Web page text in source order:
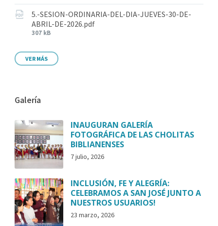
5.-SESION-ORDINARIA-DEL-DIA-JUEVES-30-DE-
ABRIL-DE-2026.pdf
307 kB
VER MÁS
Galería
INAUGURAN GALERÍA
FOTOGRÁFICA DE LAS CHOLITAS
BIBLIANENSES
7 julio, 2026
INCLUSIÓN, FE Y ALEGRÍA:
CELEBRAMOS A SAN JOSÉ JUNTO A
NUESTROS USUARIOS!
23 marzo, 2026